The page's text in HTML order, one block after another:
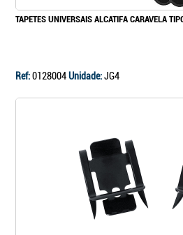
TAPETES UNIVERSAIS ALCATIFA CARAVELA
Ref:0128004Unidade:JG4